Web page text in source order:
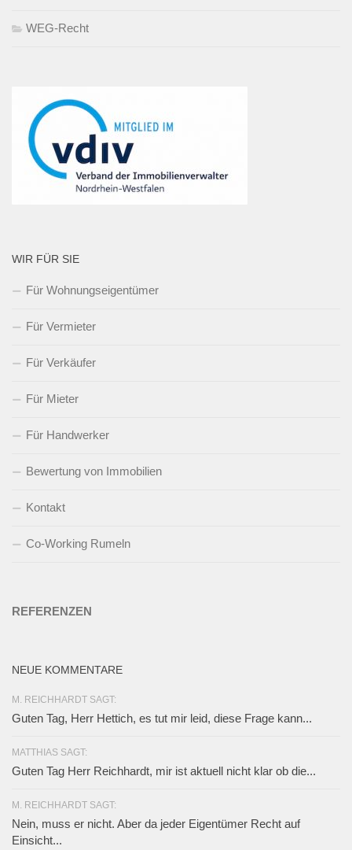
WEG-Recht
WIR FÜR SIE
Für Wohnungseigentümer
Für Vermieter
Für Verkäufer
Für Mieter
Für Handwerker
Bewertung von Immobilien
Kontakt
Co-Working Rumeln
REFERENZEN
NEUE KOMMENTARE
M. REICHHARDT SAGT:
Guten Tag, Herr Hettich, es tut mir leid, diese Frage kann...
MATTHIAS SAGT:
Guten Tag Herr Reichhardt, mir ist aktuell nicht klar ob die...
M. REICHHARDT SAGT:
Nein, muss er nicht. Aber da jeder Eigentümer Recht auf
Einsicht...